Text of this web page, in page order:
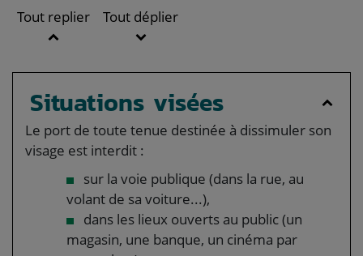
Tout replier
Tout déplier
Situations visées
Le port de toute tenue destinée à dissimuler son
visage est interdit :
sur la voie publique (dans la rue, au
volant de sa voiture...),
dans les lieux ouverts au public (un
magasin, une banque, un cinéma par